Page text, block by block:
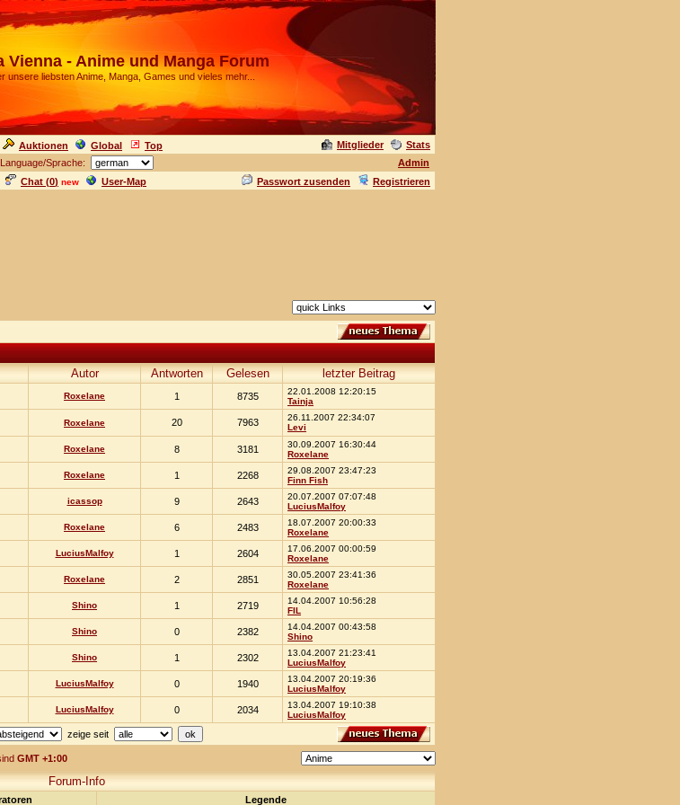
Vienna - Anime und Manga Forum
unsere liebsten Anime, Manga, Games und vieles mehr...
Auktionen Global Top Mitglieder
Stats
Language/Sprache:
Admin
Chat (0) new User-Map Passwort zusenden Registrieren
Autor Antworten Gelesen letzter Beitrag
Roxelane 1 8735
22.01.2008 12:20:15
Tainja
Roxelane 20 7963
26.11.2007 22:34:07
Levi
Roxelane 8 3181
30.09.2007 16:30:44
Roxelane
Roxelane 1 2268
29.08.2007 23:47:23
Finn Fish
icassop 9 2643
20.07.2007 07:07:48
LuciusMalfoy
Roxelane 6 2483
18.07.2007 20:00:33
Roxelane
LuciusMalfoy 1 2604
17.06.2007 00:00:59
Roxelane
Roxelane 2 2851
30.05.2007 23:41:36
Roxelane
Shino 1 2719
14.04.2007 10:56:28
FIL
Shino 0 2382
14.04.2007 00:43:58
Shino
Shino 1 2302
13.04.2007 21:23:41
LuciusMalfoy
LuciusMalfoy 0 1940
13.04.2007 20:19:36
LuciusMalfoy
LuciusMalfoy 0 2034
13.04.2007 19:10:38
LuciusMalfoy
zeige seit
GMT +1:00
Forum-Info
Legende